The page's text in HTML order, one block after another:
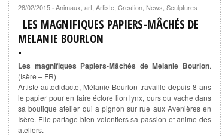
28/02/2015 · Animaux, art, Artiste, Creation, News, Sculptures
LES MAGNIFIQUES PAPIERS-MÂCHÉS DE
MELANIE BOURLON
Les magnifiques Papiers-Mâchés de Melanie Bourlon.
(Isère – FR)
Artiste autodidacte, Mélanie Bourlon travaille depuis 8 ans
le papier pour en faire éclore lion lynx, ours ou vache dans
sa boutique atelier qui a pignon sur rue aux Avenières en
Isère. Elle partage bien volontiers sa passion et anime des
ateliers.